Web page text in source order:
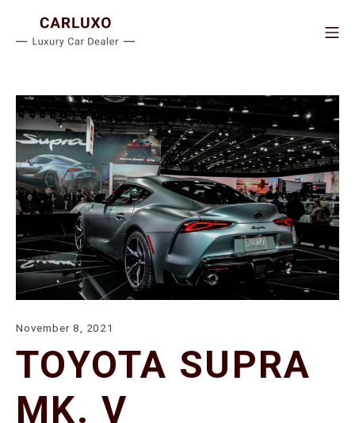
content
November 8, 2021
2021
TOYOTA SUPRA
MK. V